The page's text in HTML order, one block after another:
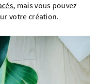
, mais vous pouvez
votre création.